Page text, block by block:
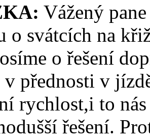
Vážený
o svátcích na
o řešení
v přednosti v
rychlost,i to
řešení.